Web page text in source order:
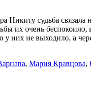
судьба
их очень
них не выходило, а
, Мария Кравцова,